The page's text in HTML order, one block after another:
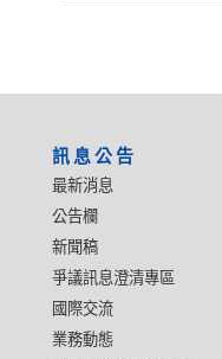
訊息公告
最新消息
公告欄
新聞稿
爭議訊息澄清專區
國際交流
業務動態